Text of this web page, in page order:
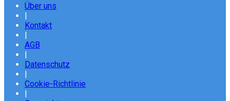
Über uns
|
Kontakt
|
AGB
|
Datenschutz
|
Cookie-Richtlinie
|